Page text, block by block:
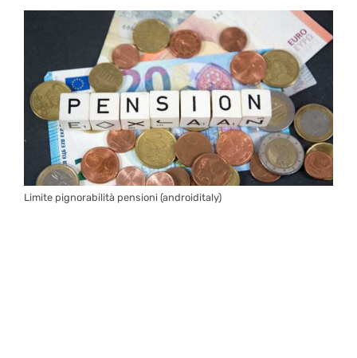
Limite pignorabilità pensioni (androiditaly)